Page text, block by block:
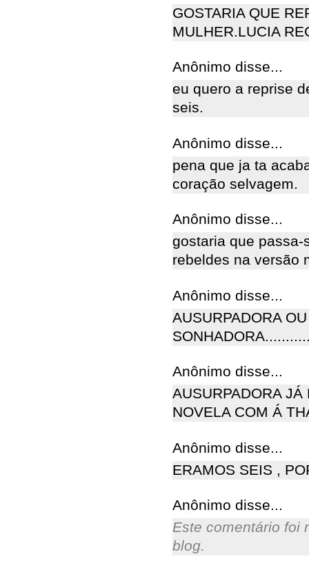
GOSTARIA QUE
MULHER.LUCIA
Anônimo disse...
eu quero a reprise
seis.
Anônimo disse...
pena que ja ta
coração selvagem.
Anônimo disse...
gostaria que
rebeldes na versão
Anônimo disse...
AUSURPADORA
Anônimo disse...
AUSURPADORA
NOVELA COM Á
Anônimo disse...
ERAMOS SEIS ,
Anônimo disse...
Este comentário foi
blog.